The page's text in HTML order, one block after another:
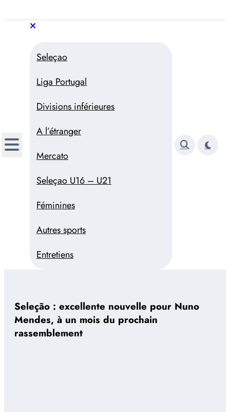
au
Trivela
L'actualité du football portugais
Seleçao
Liga Portugal
Divisions inférieures
A l’étranger
Mercato
Seleçao U16 – U21
Féminines
Autres sports
Entretiens
Seleção : excellente nouvelle pour Nuno
Mendes, à un mois du prochain
rassemblement